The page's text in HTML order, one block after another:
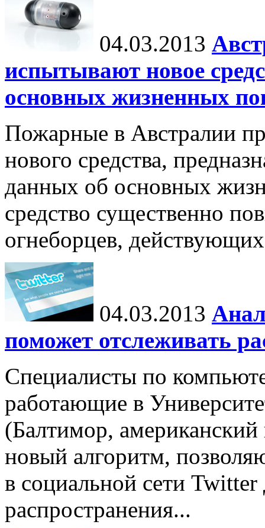
04.03.2013
испытывают новое
основных жизненных
Пожарные в Австралии
нового средства,
данных об основных
средство существенно
огнеборцев,
04.03.2013
поможет отслеживать
Специалисты по
работающие в
(Балтимор,
новый алгоритм,
в социальной сети
распространения...